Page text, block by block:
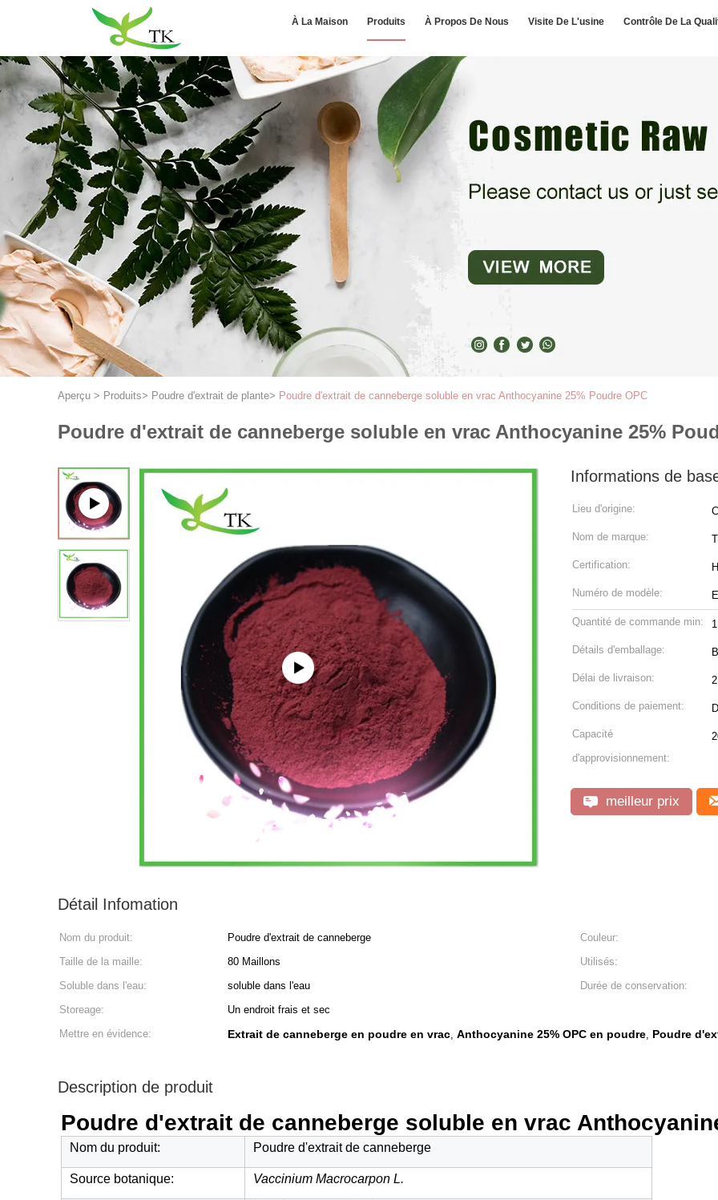
À La Maison Produits À Propos De Nous Visite De L'usine Contrôle De La
Aperçu > Produits> Poudre d'extrait de plante> Poudre d'extrait de canneberge soluble en vrac Anthocyanine 25% Poudre OPC
Poudre d'extrait de canneberge soluble en vrac Anthocyanine 25%
Informations de
Lieu d'origine:
Nom de marque:
Certification:
Numéro de modèle:
Quantité de commande min:
Détails d'emballage:
Délai de livraison:
Conditions de paiement:
Capacité
d'approvisionnement:
meilleur prix
Détail Infomation
Nom du produit: Poudre d'extrait de canneberge
Couleur:
Taille de la maille:
80 Maillons
Utilisés:
Soluble dans l'eau:
soluble dans l'eau
Durée de conservation:
Storeage:
Un endroit frais et sec
Mettre en évidence:
Extrait de canneberge en poudre en vrac, Anthocyanine 25% OPC en poudre, Poudre
Description de produit
Poudre d'extrait de canneberge soluble en vrac
Nom du produit: Poudre d'extrait de canneberge
Source botanique: Vaccinium Macrocarpon L.